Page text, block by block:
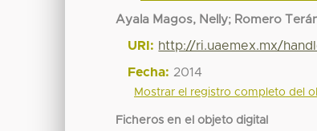
Ayala Magos, Nelly; Romero
URI: http://ri.uaemex.mx/
Fecha: 2014
Mostrar el registro completo del
Ficheros en el objeto digital